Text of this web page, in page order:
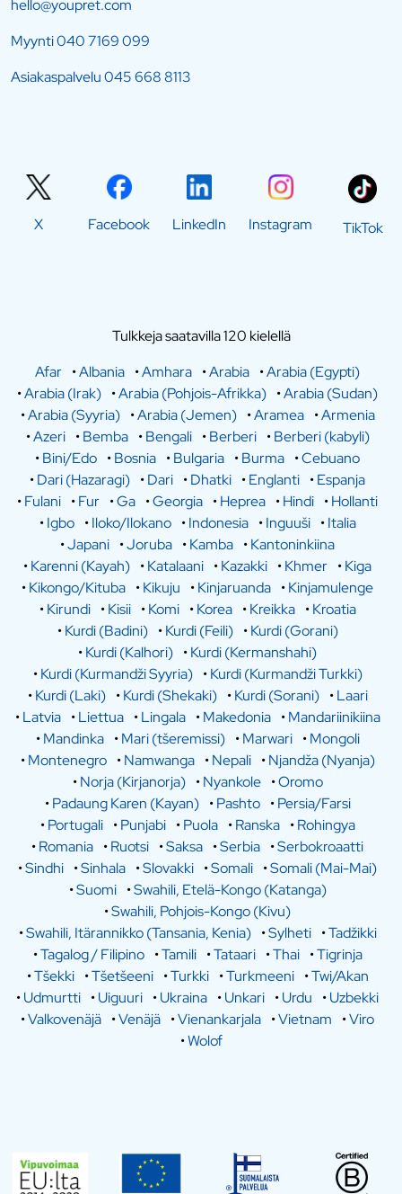
hello@youpret.com
Myynti040 7169 099
Asiakaspalvelu045 668 8113
X Facebook LinkedIn Instagram TikTok
Tulkkeja saatavilla 120 kielellä
Afar •Albania •Amhara •Arabia •Arabia (Egypti)
•Arabia (Irak) •Arabia (Pohjois-Afrikka) •Arabia (Sudan)
•Arabia (Syyria) •Arabia (Jemen) •Aramea •Armenia
•Azeri •Bemba •Bengali •Berberi •Berberi (kabyli)
•Bini/Edo •Bosnia •Bulgaria •Burma •Cebuano
•Dari (Hazaragi) •Dari •Dhatki •Englanti •Espanja
•Fulani •Fur •Ga •Georgia •Heprea •Hindi •Hollanti
•Igbo •Iloko/Ilokano •Indonesia •Inguuši •Italia
•Japani •Joruba •Kamba •Kantoninkiina
•Karenni (Kayah) •Katalaani •Kazakki •Khmer •Kiga
•Kikongo/Kituba •Kikuju •Kinjaruanda •Kinjamulenge
•Kirundi •Kisii •Komi •Korea •Kreikka •Kroatia
•Kurdi (Badini) •Kurdi (Feili) •Kurdi (Gorani)
•Kurdi (Kalhori) •Kurdi (Kermanshahi)
•Kurdi (Kurmandži Syyria) •Kurdi (Kurmandži Turkki)
•Kurdi (Laki) •Kurdi (Shekaki) •Kurdi (Sorani) •Laari
•Latvia •Liettua •Lingala •Makedonia •Mandariinikiina
•Mandinka •Mari (tšeremissi) •Marwari •Mongoli
•Montenegro •Namwanga •Nepali •Njandža (Nyanja)
•Norja (Kirjanorja) •Nyankole •Oromo
•Padaung Karen (Kayan) •Pashto •Persia/Farsi
•Portugali •Punjabi •Puola •Ranska •Rohingya
•Romania •Ruotsi •Saksa •Serbia •Serbokroaatti
•Sindhi •Sinhala •Slovakki •Somali •Somali (Mai-Mai)
•Suomi •Swahili, Etelä-Kongo (Katanga)
•Swahili, Pohjois-Kongo (Kivu)
•Swahili, Itärannikko (Tansania, Kenia) •Sylheti •Tadžikki
•Tagalog / Filipino •Tamili •Tataari •Thai •Tigrinja
•Tšekki •Tšetšeeni •Turkki •Turkmeeni •Twi/Akan
•Udmurtti •Uiguuri •Ukraina •Unkari •Urdu •Uzbekki
•Valkovenäjä •Venäjä •Vienankarjala •Vietnam •Viro
•Wolof